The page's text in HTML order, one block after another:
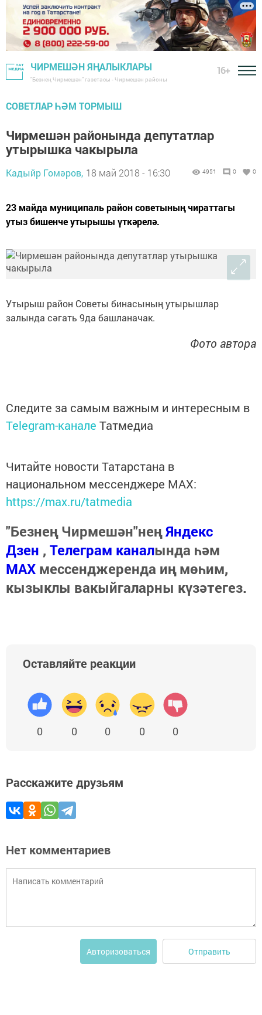
ЧИРМЕШӘН ЯҢАЛЫКЛАРЫ
"Безнең Чирмешән" газетасы - Чирмешән районы
16+
СОВЕТЛАР ҺӘМ ТОРМЫШ
Чирмешән районында депутатлар
утырышка чакырыла
Кадыйр Гомәров, 18 май 2018 - 16:30 4951 0 0
23 майда муниципаль район советының чираттагы
утыз бишенче утырышы үткәрелә.
Утырыш район Советы бинасының утырышлар
залында сәгать 9да башланачак.
Фото автора
Следите за самым важным и интересным в
Telegram-канале Татмедиа
Читайте новости Татарстана в
национальном мессенджере MАХ:
https://max.ru/tatmedia
"Безнең Чирмешән"неңЯндекс
Дзен , Телеграм каналында һәм
МАХ мессенджеренда иң мөһим,
кызыклы вакыйгаларны күзәтегез.
Оставляйте реакции
0 0 0 0 0
Расскажите друзьям
Нет комментариев
Авторизоваться Отправить